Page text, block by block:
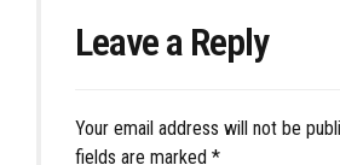
Leave a Reply
Your email address will not be
fields are marked *